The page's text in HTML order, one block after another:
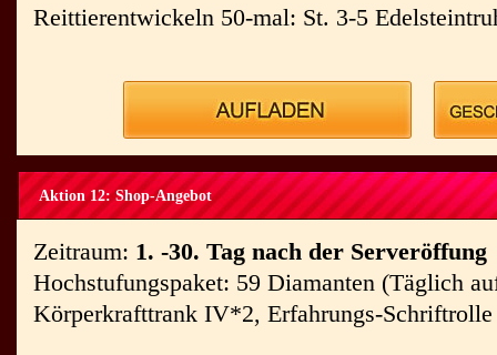
Reittierentwickeln 50-mal: St. 3-5
Aktion 12: Shop-Angebot
Zeitraum: 1. -30. Tag nach der Serveröffung
Hochstufungspaket: 59 Diamanten (Täglich
Körperkrafttrank IV*2, Erfahrungs-